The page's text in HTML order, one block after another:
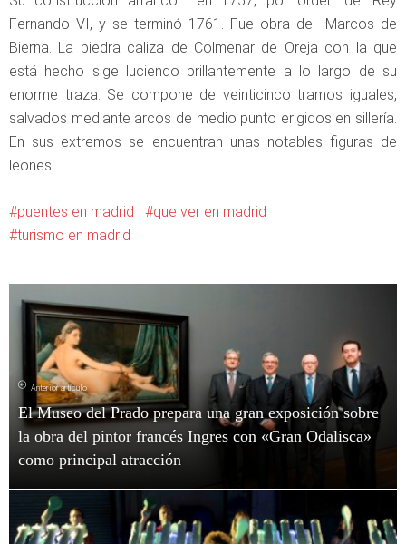
Fernando VI, y se terminó 1761. Fue obra de Marcos de
Bierna. La piedra caliza de Colmenar de Oreja con la que
está hecho sige luciendo brillantemente a lo largo de su
enorme traza. Se compone de veinticinco tramos iguales,
salvados mediante arcos de medio punto erigidos en sillería.
En sus extremos se encuentran unas notables figuras de
leones.
puentes en madrid
que ver en madrid
turismo en madrid
Anterior artículo
El Museo del Prado prepara una gran exposición sobre
la obra del pintor francés Ingres con «Gran Odalisca»
como principal atracción